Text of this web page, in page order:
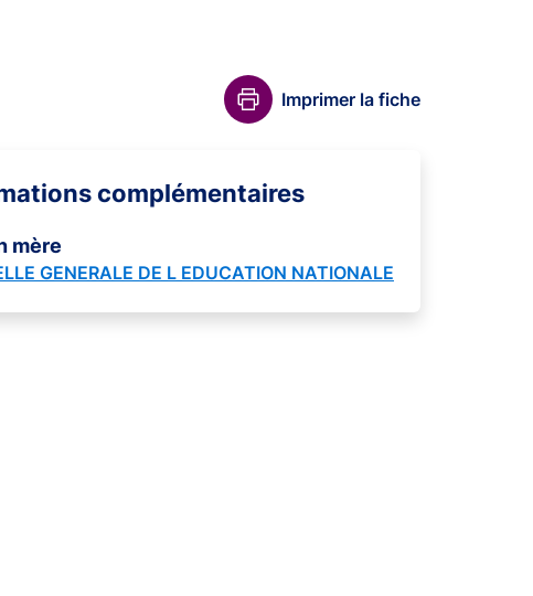
Imprimer la fiche
complémentaires
mère
GENERALE DE L EDUCATION NATIONALE